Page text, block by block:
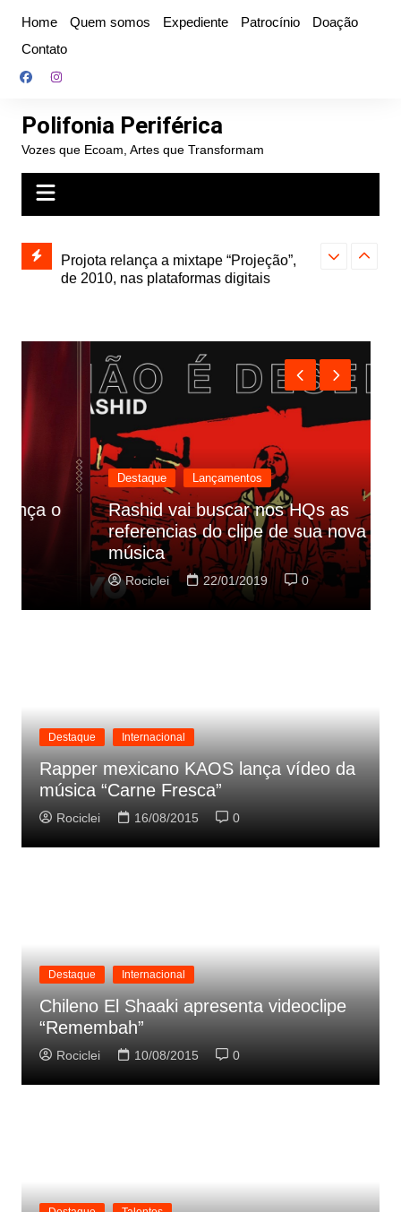
conteúdo
Home Quem somos Expediente Patrocínio
Doação
Contato
Polifonia Periférica
Vozes que Ecoam, Artes que Transformam
e abre
autoral,
Projota relança a mixtape “Projeção”,
de 2010, nas plataformas digitais
Farofa
Destaque Lançamentos
Rashid vai buscar nos HQs as
referencias do clipe de sua nova
música
Rociclei 22/01/2019 0
Destaque Internacional
Rapper mexicano KAOS lança vídeo da
música “Carne Fresca”
Rociclei 16/08/2015 0
Destaque Internacional
Chileno El Shaaki apresenta videoclipe
“Remembah”
Rociclei 10/08/2015 0